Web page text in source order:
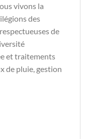
vivons la
des
de
et traitements
de pluie, gestion